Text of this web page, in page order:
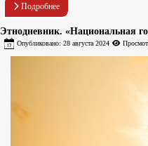
Подробнее
Этнодневник. «Национальная
Опубликовано: 28 августа 2024